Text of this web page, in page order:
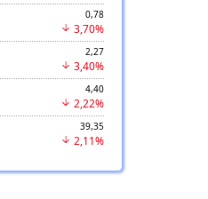
0,78
3,70%
2,27
3,40%
4,40
2,22%
39,35
2,11%